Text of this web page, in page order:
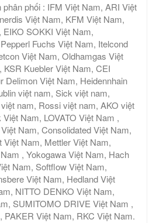
phối : IFM Việt Nam, ARI Việt
Việt Nam, KFM Việt Nam,
SOKKI Việt Nam,
Fuchs Việt Nam, Itelcond
Việt Nam, Oldhamgas Việt
Kuebler Việt Nam, CEI
Delimon Việt Nam, Heidennhain
việt nam, Sick việt nam,
nam, Rossi việt nam, AKO việt
Nam, LOVATO Việt Nam ,
Nam, Consolidated Việt Nam,
Nam, Mettler Việt Nam,
, Yokogawa Việt Nam, Hach
Nam, Softflow Việt Nam,
Việt Nam, Hedland Việt
NITTO DENKO Việt Nam,
SUMITOMO DRIVE Việt Nam ,
PAKER Việt Nam, RKC Việt Nam.